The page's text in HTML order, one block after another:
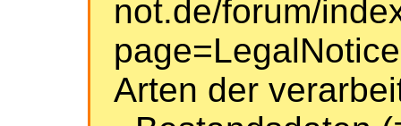
not.de/forum/
page=LegalNotice
Arten der